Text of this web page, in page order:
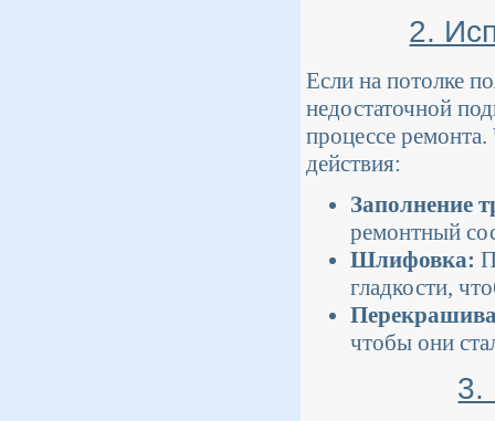
2.
Если на потолке
недостаточной
процессе
действия:
Заполнение
ремонтный
Шлифовка:
гладкости,
чтобы они
3.